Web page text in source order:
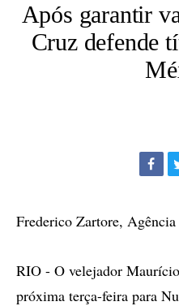
Após garantir
Cruz defende
Frederico Zartore, Agência
RIO - O velejador
próxima terça-feira para